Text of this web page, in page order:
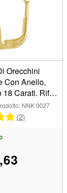
Orecchini
Con Anello,
18 Carati. Rif.
NNK 0027
(2)